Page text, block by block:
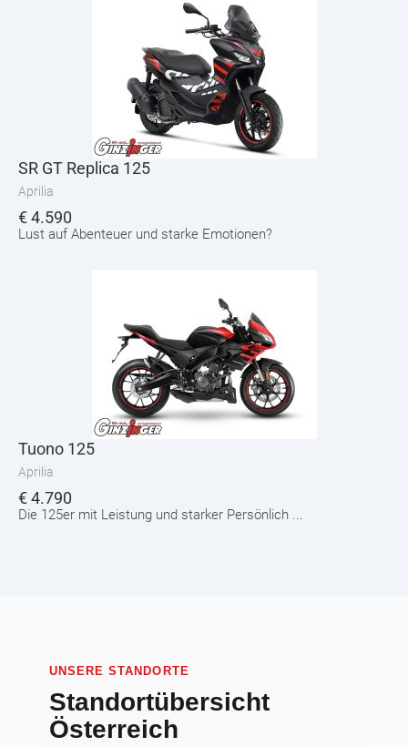
SR GT Replica 125
Aprilia
€4.590
Lust auf Abenteuer und starke Emotionen?
Tuono 125
Aprilia
€4.790
Die 125er mit Leistung und starker Persönlich ...